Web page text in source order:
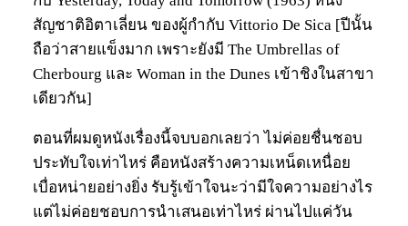
สัญชาติอิตาเลี่ยน ของผู้กำกับ Vittorio De Sica [ปีนั้น
ถือว่าสายแข็งมาก เพราะยังมี The Umbrellas of
Cherbourg และ Woman in the Dunes เข้าชิงในสาขา
เดียวกัน]
ตอนที่ผมดูหนังเรื่องนี้จบบอกเลยว่า ไม่ค่อยชื่นชอบ
ประทับใจเท่าไหร่ คือหนังสร้างความเหน็ดเหนื่อย
เบื่อหน่ายอย่างยิ่ง รับรู้เข้าใจนะว่ามีใจความอย่างไร
แต่ไม่ค่อยชอบการนำเสนอเท่าไหร่ ผ่านไปแค่วัน